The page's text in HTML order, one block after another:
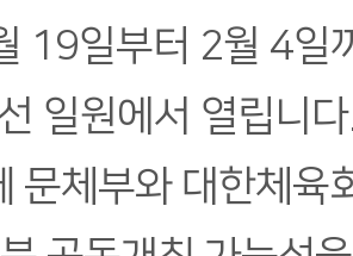
19일부터 2월 4일
일원에서 열립니
문체부와 대한체육